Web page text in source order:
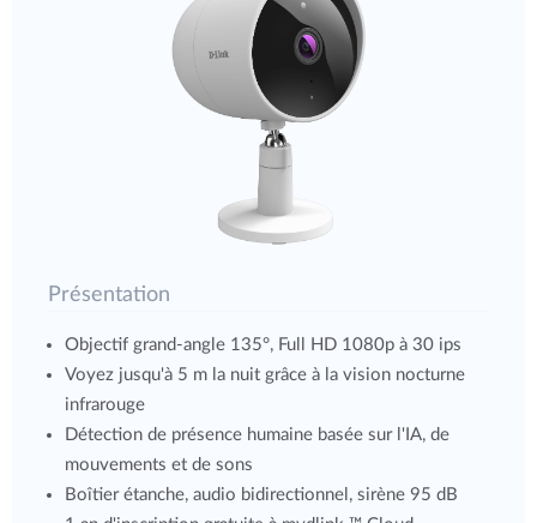
Présentation
Objectif grand-angle 135°, Full HD 1080p à 30 ips
Voyez jusqu'à 5 m la nuit grâce à la vision nocturne
infrarouge
Détection de présence humaine basée sur l'IA, de
mouvements et de sons
Boîtier étanche, audio bidirectionnel, sirène 95 dB